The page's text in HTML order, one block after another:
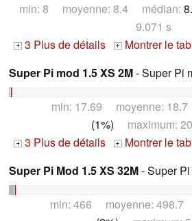
min: 8 moyenne: 8.4 médian:
9.071 s
+ 3 Plus de détails + Montrer le
Super Pi mod 1.5 XS 2M- Super Pi
min: 17.69 moyenne:
(1%) maximum:
+ 3 Plus de détails + Montrer le
Super Pi Mod 1.5 XS 32M- Super
min: 466 moyenne: